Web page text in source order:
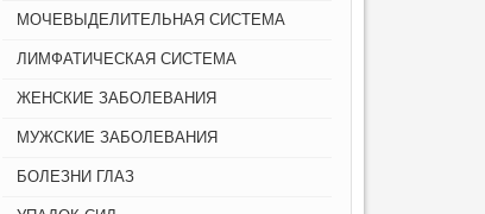
МОЧЕВЫДЕЛИТЕЛЬНАЯ СИСТЕМА
ЛИМФАТИЧЕСКАЯ СИСТЕМА
ЖЕНСКИЕ ЗАБОЛЕВАНИЯ
МУЖСКИЕ ЗАБОЛЕВАНИЯ
БОЛЕЗНИ ГЛАЗ